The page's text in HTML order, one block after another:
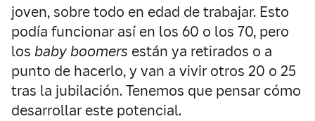
joven, sobre todo en edad de trabajar. Esto
podía funcionar así en los 60 o los 70, pero
los baby boomers están ya retirados o a
punto de hacerlo, y van a vivir otros 20 o 25
tras la jubilación. Tenemos que pensar cómo
desarrollar este potencial.